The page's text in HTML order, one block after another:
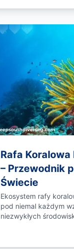
Rafa
– Przewodnik
Świecie
Ekosystem rafy
pod niemal każdym
niezwykłych